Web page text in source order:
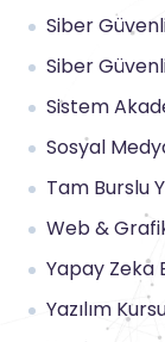
Siber
Siber
Sistem
Sosyal
Tam Burslu
Web &
Yapay Zeka
Yazılım